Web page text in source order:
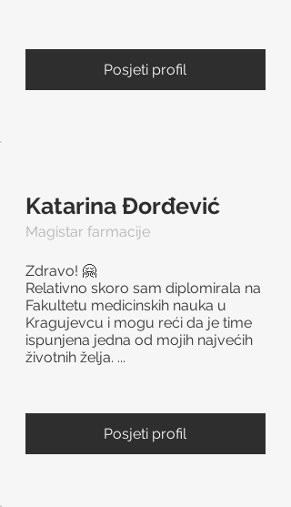
Posjeti profil
Zdravo! 🤗
Relativno skoro sam diplomirala na
Fakultetu medicinskih nauka u
Kragujevcu i mogu reći da je time
ispunjena jedna od mojih najvećih
životnih želja. ...
Katarina Đorđević
Posjeti profil
Magistar farmacije